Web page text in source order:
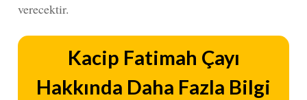
verecektir.
Kacip Fatimah Çayı
Hakkında Daha Fazla Bilgi